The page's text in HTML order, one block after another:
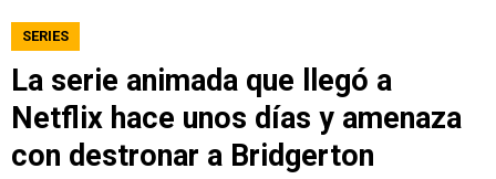
SERIES
La serie animada que llegó a
Netflix hace unos días y amenaza
con destronar a Bridgerton